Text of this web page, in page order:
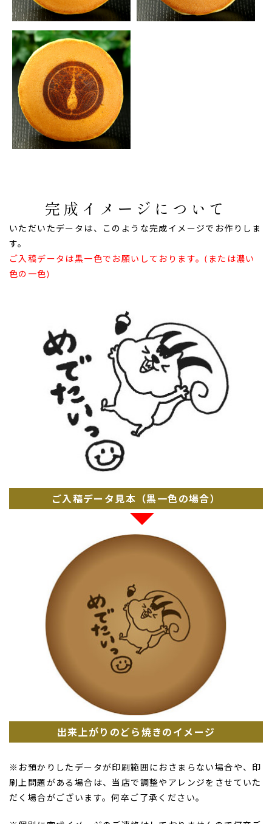
完成イメージについて
いただいたデータは、このような完成イメージでお作りしま
す。
ご入稿データは黒一色でお願いしております。(または濃い
色の一色)
ご入稿データ見本（黒一色の場合）
出来上がりのどら焼きのイメージ
※お預かりしたデータが印刷範囲におさまらない場合や、印
刷上問題がある場合は、当店で調整やアレンジをさせていた
だく場合がございます。何卒ご了承ください。